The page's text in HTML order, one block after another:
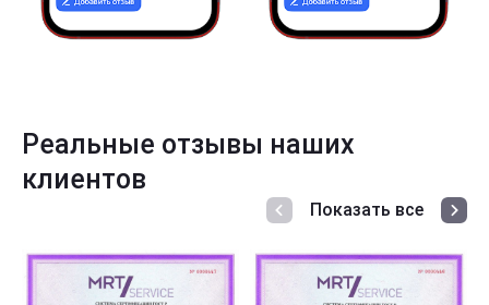
Реальные отзывы наших
клиентов
Показать все